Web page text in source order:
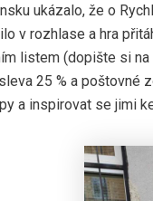
ukázalo, že o
v rozhlase a hra
listem (dopište si
25 % a poštovné
a inspirovat se jimi